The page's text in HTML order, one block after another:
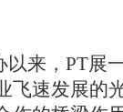
来，PT展
飞速发展的